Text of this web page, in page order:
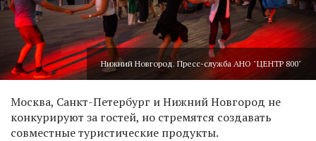
Нижний Новгород. Пресс-служба АНО "ЦЕНТР 800"
Москва, Санкт-Петербург и Нижний Новгород не
конкурируют за гостей, но стремятся создавать
совместные туристические продукты.